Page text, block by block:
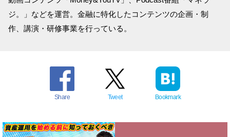
ジ。」などを運営。金融に特化したコンテンツの企画・制
作、講演・研修事業を行っている。
Share Tweet Bookmark